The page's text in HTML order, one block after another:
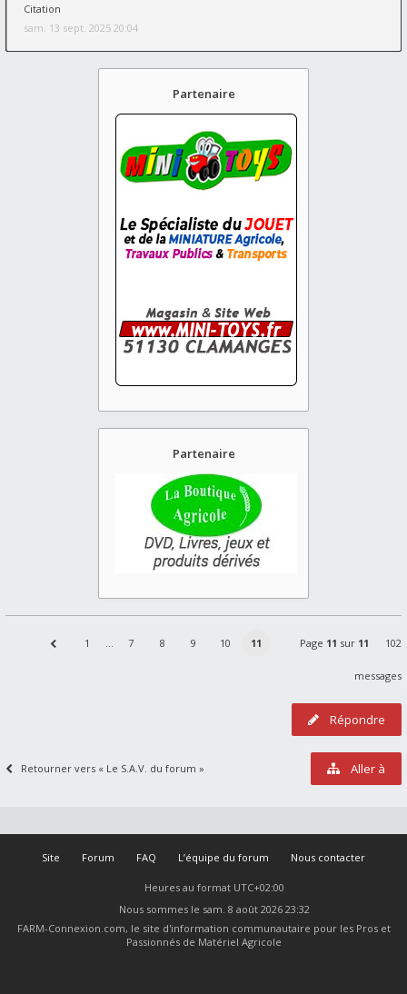
Citation
sam. 13 sept. 2025 20:04
Partenaire
Partenaire
1 … 7 8 9 10 11 Page 11 sur 11 102
messages
Répondre
Retourner vers « Le S.A.V. du forum » Aller à
Site Forum FAQ L’équipe du forum Nous contacter
Heures au format UTC+02:00
Nous sommes le sam. 8 août 2026 23:32
FARM-Connexion.com, le site d'information communautaire pour les Pros et
Passionnés de Matériel Agricole